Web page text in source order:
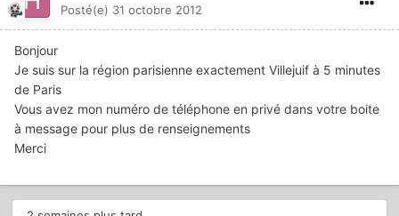
Posté(e) 31 octobre 2012
Bonjour
Je suis sur la région parisienne exactement Villejuif à 5 minutes
de Paris
Vous avez mon numéro de téléphone en privé dans votre boite
à message pour plus de renseignements
Merci